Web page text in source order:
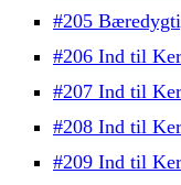
#205
#206 Ind til
#207 Ind til
#208 Ind til
#209 Ind til